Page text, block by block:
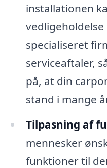
installationen
specialiseret
serviceaftaler,
på, at din
stand i mange
Tilpasning af
mennesker
funktioner til